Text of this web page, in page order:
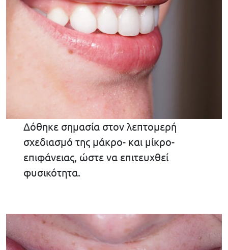
Δόθηκε σημασία στον λεπτομερή
σχεδιασμό της μάκρο- και μίκρο-
επιφάνειας, ώστε να επιτευχθεί
φυσικότητα.